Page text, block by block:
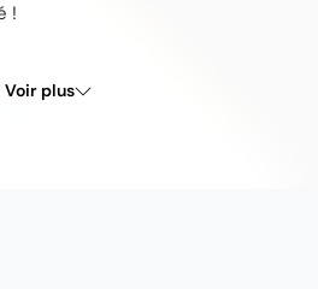
!
Voir plus